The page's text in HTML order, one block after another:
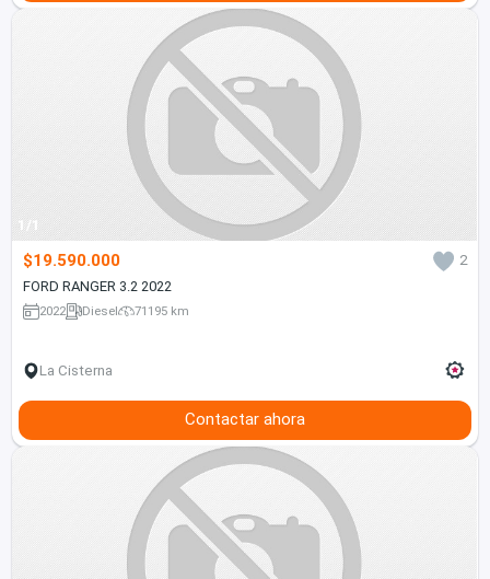
1/1
$19.590.000
2
FORD RANGER 3.2 2022
2022 Diesel 71195 km
La Cisterna
Contactar ahora